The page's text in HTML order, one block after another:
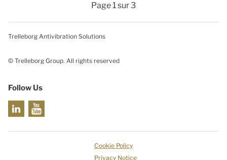
Page 1 sur 3
Trelleborg Antivibration Solutions
© Trelleborg Group. All rights reserved
Follow Us
Cookie Policy
Privacy Notice